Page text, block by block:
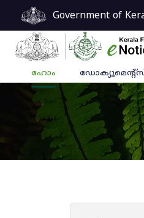
Government of
ഹോം